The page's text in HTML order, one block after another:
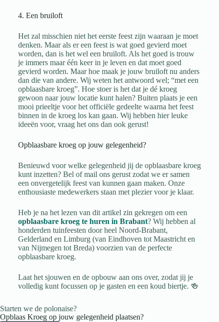
4. Een bruiloft
Het zal misschien niet het eerste feest zijn waaraan je moet
denken. Maar als er een feest is wat goed gevierd moet
worden, dan is het wel een bruiloft. Als het goed is trouw
je immers maar één keer in je leven en dat moet goed
gevierd worden. Maar hoe maak je jouw bruiloft nu anders
dan die van andere. Wij weten het antwoord wel; “met een
opblaasbare kroeg”. Hoe stoer is het dat je dé kroeg
gewoon naar jouw locatie kunt halen? Buiten plaats je een
mooi prieeltje voor het officiële gedeelte waarna het feest
binnen in de kroeg los kan gaan. Wij hebben hier leuke
ideeën voor, vraag het ons dan ook gerust!
Opblaasbare kroeg op jouw gelegenheid?
Benieuwd voor welke gelegenheid jij de opblaasbare kroeg
kunt inzetten? Bel of mail ons gerust zodat we er samen
een onvergetelijk feest van kunnen gaan maken. Onze
enthousiaste medewerkers staan met plezier voor je klaar.
Heb je na het lezen van dit artikel zin gekregen om een
opblaasbare kroeg te huren in Brabant? Wij hebben al
honderden tuinfeesten door heel Noord-Brabant,
Gelderland en Limburg (van Eindhoven tot Maastricht en
van Nijmegen tot Breda) voorzien van de perfecte
opblaasbare kroeg.
Laat het sjouwen en de opbouw aan ons over, zodat jij je
volledig kunt focussen op je gasten en een koud biertje. 🍻
Starten we de polonaise?
Opblaas Kroeg op jouw gelegenheid plaatsen?